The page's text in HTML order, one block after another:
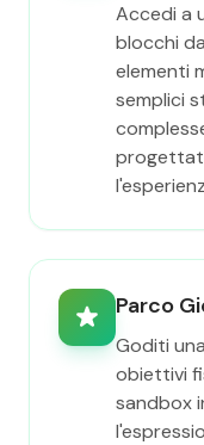
Accedi a
blocchi
elementi
semplici
Parco
Goditi
obiettivi
sandbox